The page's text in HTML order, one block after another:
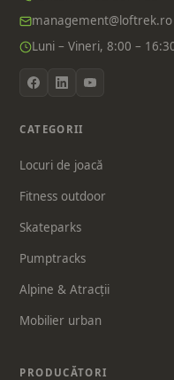
management@loftrek.ro
Luni – Vineri, 8:00 –
CATEGORII
Locuri de joacă
Fitness outdoor
Skateparks
Pumptracks
Alpine & Atracții
Mobilier urban
PRODUCĂTORI